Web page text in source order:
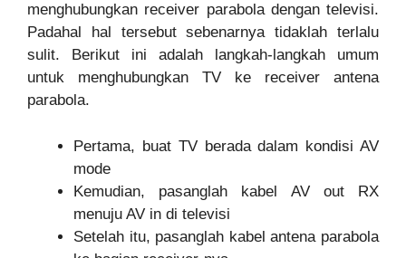
menghubungkan receiver parabola dengan televisi.
Padahal hal tersebut sebenarnya tidaklah terlalu
sulit. Berikut ini adalah langkah-langkah umum
untuk menghubungkan TV ke receiver antena
parabola.
Pertama, buat TV berada dalam kondisi AV
mode
Kemudian, pasanglah kabel AV out RX
menuju AV in di televisi
Setelah itu, pasanglah kabel antena parabola